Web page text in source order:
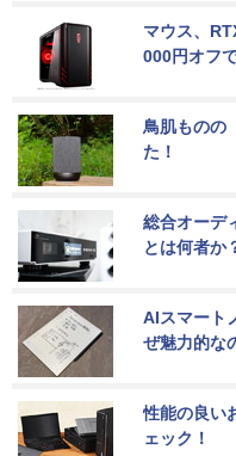
マウス、
000円オフ
鳥肌ものの
た！
総合オーデ
とは何者か
AIスマート
ぜ魅力的な
性能の良い
ェック！